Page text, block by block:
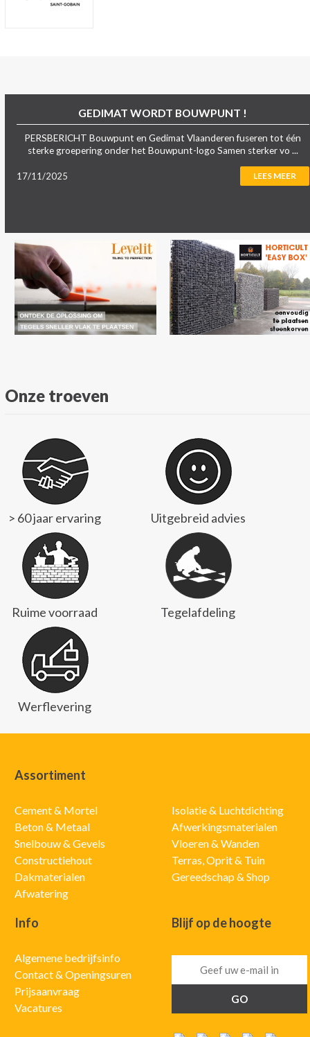
GEDIMAT WORDT BOUWPUNT !
PERSBERICHT Bouwpunt en Gedimat Vlaanderen fuseren tot één
sterke groepering onder het Bouwpunt-logo Samen sterker vo ...
17/11/2025 LEES MEER
Onze troeven
> 60 jaar ervaring Uitgebreid advies
Ruime voorraad Tegelafdeling
Werflevering
Assortiment
Cement & Mortel
Beton & Metaal
Snelbouw & Gevels
Constructiehout
Dakmaterialen
Afwatering
Isolatie & Luchtdichting
Afwerkingsmaterialen
Vloeren & Wanden
Terras, Oprit & Tuin
Gereedschap & Shop
Info
Algemene bedrijfsinfo
Contact & Openingsuren
Prijsaanvraag
Vacatures
Blijf op de hoogte